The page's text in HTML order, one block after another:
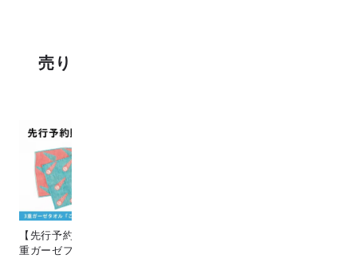
売り上げランキング
【先行予約販売】[こなゆき] 3
重ガーゼフェイスタオル dino